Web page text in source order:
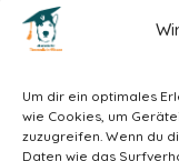
Um dir ein optimales
wie Cookies, um
zuzugreifen. Wenn du
Daten wie das